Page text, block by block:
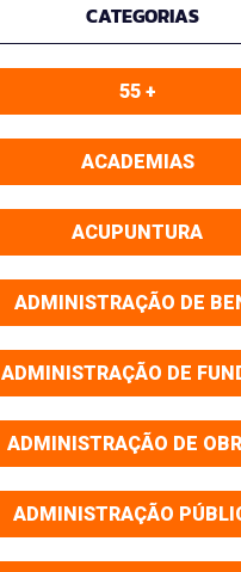
CATEGORIAS
55 +
ACADEMIAS
ACUPUNTURA
ADMINISTRAÇÃO DE
ADMINISTRAÇÃO DE
ADMINISTRAÇÃO DE
ADMINISTRAÇÃO